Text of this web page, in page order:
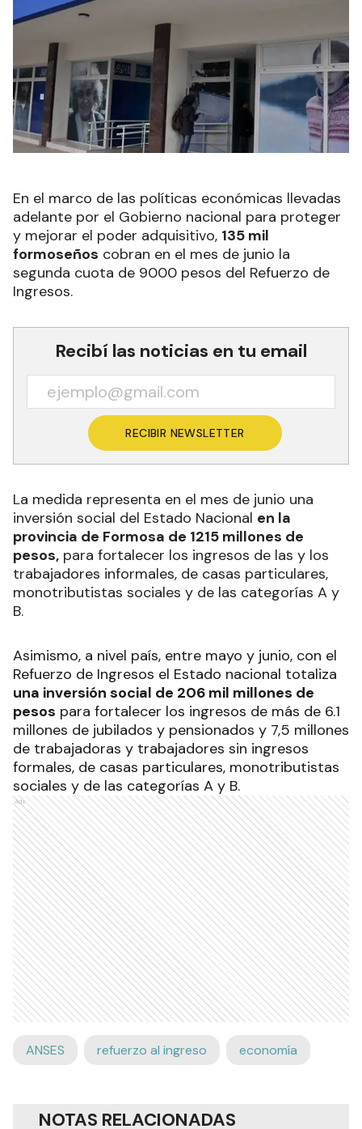
En el marco de las políticas económicas llevadas
adelante por el Gobierno nacional para proteger
y mejorar el poder adquisitivo, 135 mil
formoseños cobran en el mes de junio la
segunda cuota de 9000 pesos del Refuerzo de
Ingresos.
Recibí las noticias en tu email
RECIBIR NEWSLETTER
La medida representa en el mes de junio una
inversión social del Estado Nacional en la
provincia de Formosa de 1215 millones de
pesos, para fortalecer los ingresos de las y los
trabajadores informales, de casas particulares,
monotributistas sociales y de las categorías A y
B.
Asimismo, a nivel país, entre mayo y junio, con el
Refuerzo de Ingresos el Estado nacional totaliza
una inversión social de 206 mil millones de
pesos para fortalecer los ingresos de más de 6.1
millones de jubilados y pensionados y 7,5 millones
de trabajadoras y trabajadores sin ingresos
formales, de casas particulares, monotributistas
sociales y de las categorías A y B.
Ads
ANSES refuerzo al ingreso economía
NOTAS RELACIONADAS